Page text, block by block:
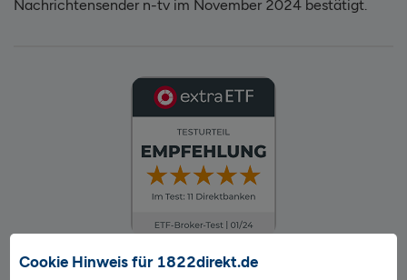
Cookie Hinweis für 1822direkt.de
Nachrichtensender n-tv im November 2024 bestätigt.
Extra ETF-Broker-Test 01/24